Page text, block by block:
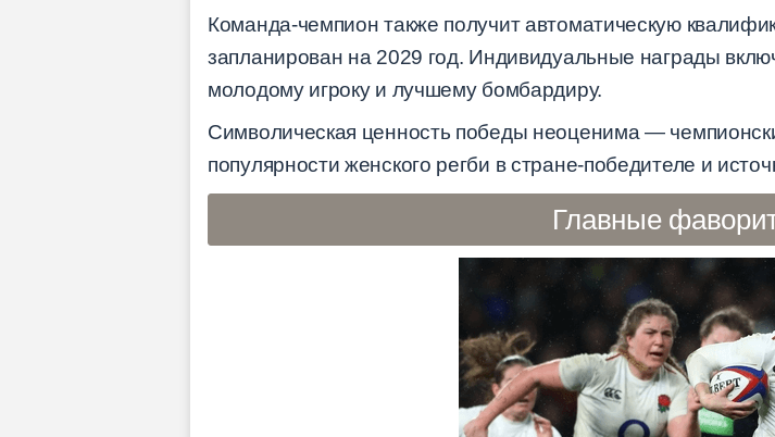
Команда-чемпион также получит автоматическую
запланирован на 2029 год. Индивидуальные награды
молодому игроку и лучшему бомбардиру.
Символическая ценность победы неоценима —
популярности женского регби в стране-победителе и
Главные